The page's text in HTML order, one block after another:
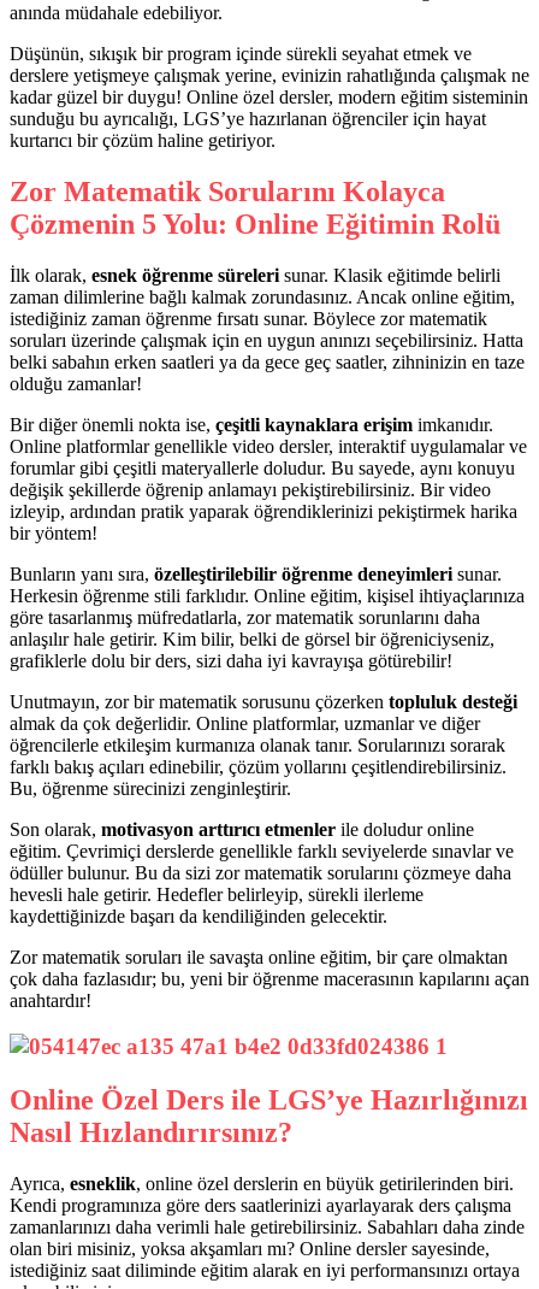
anında müdahale edebiliyor.
Düşünün, sıkışık bir program içinde sürekli seyahat etmek ve
derslere yetişmeye çalışmak yerine, evinizin rahatlığında çalışmak ne
kadar güzel bir duygu! Online özel dersler, modern eğitim sisteminin
sunduğu bu ayrıcalığı, LGS’ye hazırlanan öğrenciler için hayat
kurtarıcı bir çözüm haline getiriyor.
Zor Matematik Sorularını Kolayca
Çözmenin 5 Yolu: Online Eğitimin Rolü
İlk olarak, esnek öğrenme süreleri sunar. Klasik eğitimde belirli
zaman dilimlerine bağlı kalmak zorundasınız. Ancak online eğitim,
istediğiniz zaman öğrenme fırsatı sunar. Böylece zor matematik
soruları üzerinde çalışmak için en uygun anınızı seçebilirsiniz. Hatta
belki sabahın erken saatleri ya da gece geç saatler, zihninizin en taze
olduğu zamanlar!
Bir diğer önemli nokta ise, çeşitli kaynaklara erişim imkanıdır.
Online platformlar genellikle video dersler, interaktif uygulamalar ve
forumlar gibi çeşitli materyallerle doludur. Bu sayede, aynı konuyu
değişik şekillerde öğrenip anlamayı pekiştirebilirsiniz. Bir video
izleyip, ardından pratik yaparak öğrendiklerinizi pekiştirmek harika
bir yöntem!
Bunların yanı sıra, özelleştirilebilir öğrenme deneyimleri sunar.
Herkesin öğrenme stili farklıdır. Online eğitim, kişisel ihtiyaçlarınıza
göre tasarlanmış müfredatlarla, zor matematik sorunlarını daha
anlaşılır hale getirir. Kim bilir, belki de görsel bir öğreniciyseniz,
grafiklerle dolu bir ders, sizi daha iyi kavrayışa götürebilir!
Unutmayın, zor bir matematik sorusunu çözerken topluluk desteği
almak da çok değerlidir. Online platformlar, uzmanlar ve diğer
öğrencilerle etkileşim kurmanıza olanak tanır. Sorularınızı sorarak
farklı bakış açıları edinebilir, çözüm yollarını çeşitlendirebilirsiniz.
Bu, öğrenme sürecinizi zenginleştirir.
Son olarak, motivasyon arttırıcı etmenler ile doludur online
eğitim. Çevrimiçi derslerde genellikle farklı seviyelerde sınavlar ve
ödüller bulunur. Bu da sizi zor matematik sorularını çözmeye daha
hevesli hale getirir. Hedefler belirleyip, sürekli ilerleme
kaydettiğinizde başarı da kendiliğinden gelecektir.
Zor matematik soruları ile savaşta online eğitim, bir çare olmaktan
çok daha fazlasıdır; bu, yeni bir öğrenme macerasının kapılarını açan
anahtardır!
Online Özel Ders ile LGS’ye Hazırlığınızı
Nasıl Hızlandırırsınız?
Ayrıca, esneklik, online özel derslerin en büyük getirilerinden biri.
Kendi programınıza göre ders saatlerinizi ayarlayarak ders çalışma
zamanlarınızı daha verimli hale getirebilirsiniz. Sabahları daha zinde
olan biri misiniz, yoksa akşamları mı? Online dersler sayesinde,
istediğiniz saat diliminde eğitim alarak en iyi performansınızı ortaya